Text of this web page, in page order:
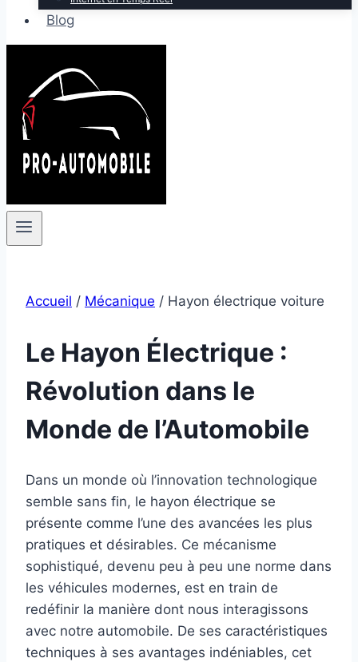
Blog
Accueil / Mécanique / Hayon électrique voiture
Le Hayon Électrique :
Révolution dans le
Monde de l’Automobile
Dans un monde où l’innovation technologique
semble sans fin, le hayon électrique se
présente comme l’une des avancées les plus
pratiques et désirables. Ce mécanisme
sophistiqué, devenu peu à peu une norme dans
les véhicules modernes, est en train de
redéfinir la manière dont nous interagissons
avec notre automobile. De ses caractéristiques
techniques à ses avantages indéniables, cet